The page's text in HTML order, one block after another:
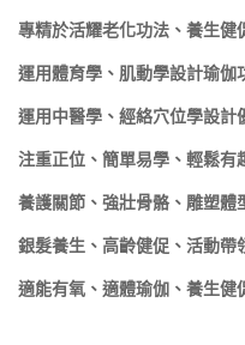
專精於活耀老化功法、養生健
運用體育學、肌動學設計瑜伽
運用中醫學、經絡穴位學設計
注重正位、簡單易學、輕鬆有
養護關節、強壯骨骼、雕塑體
銀髮養生、高齡健促、活動帶
適能有氧、適體瑜伽、養生健